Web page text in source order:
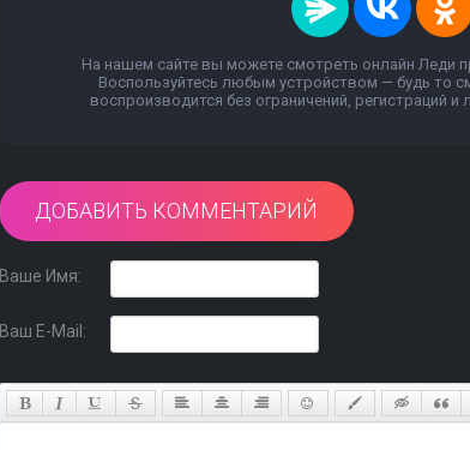
На нашем сайте вы можете смотреть онлайн Леди
Воспользуйтесь любым устройством — будь то
воспроизводится без ограничений, регистраций
ДОБАВИТЬ КОММЕНТАРИЙ
Ваше Имя:
Ваш E-Mail: